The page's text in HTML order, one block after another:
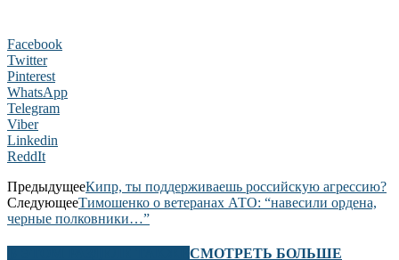
Facebook
Twitter
Pinterest
WhatsApp
Telegram
Viber
Linkedin
ReddIt
ПредыдущееКипр, ты поддерживаешь российскую агрессию?
СледующееТимошенко о ветеранах АТО: “навесили ордена,
черные полковники…”
СМОТРЕТЬ БОЛЬШЕ